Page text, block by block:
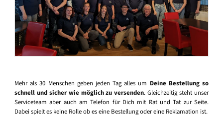
Mehr als 30 Menschen geben jeden Tag alles um Deine Bestellung so
schnell und sicher wie möglich zu versenden. Gleichzeitig steht unser
Serviceteam aber auch am Telefon für Dich mit Rat und Tat zur Seite.
Dabei spielt es keine Rolle ob es eine Bestellung oder eine Reklamation ist.